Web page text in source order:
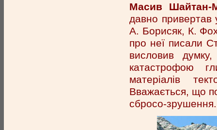
Масив Шайтан-
давно привертав
А. Борисяк, К.
про неї писали
висловив
катастрофою
матеріалів
Вважається, що
сбросо-зрушення.